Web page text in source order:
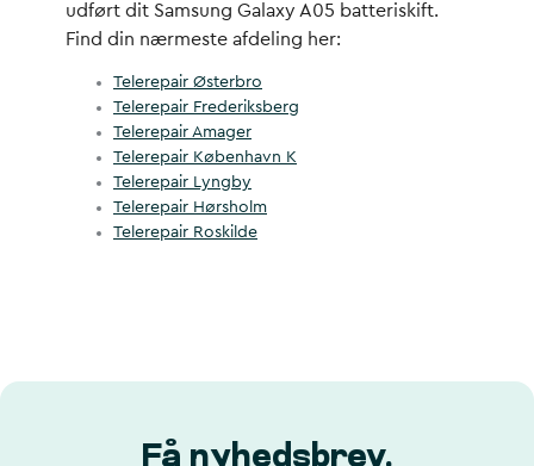
udført dit Samsung Galaxy A05 batteriskift.
Find din nærmeste afdeling her:
Telerepair Østerbro
Telerepair Frederiksberg
Telerepair Amager
Telerepair København K
Telerepair Lyngby
Telerepair Hørsholm
Telerepair Roskilde
Få nyhedsbrev,